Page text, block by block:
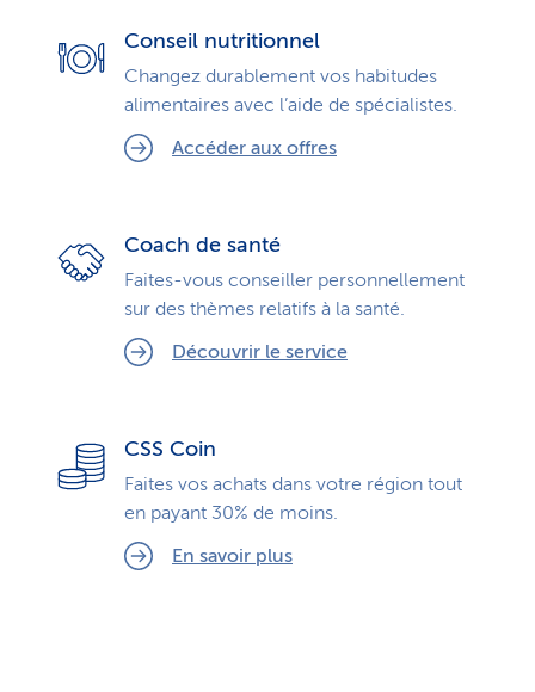
Conseil nutritionnel
Changez durablement vos habitudes
alimentaires avec l’aide de spécialistes.
Accéder aux offres
Coach de santé
Faites-vous conseiller personnellement
sur des thèmes relatifs à la santé.
Découvrir le service
CSS Coin
Faites vos achats dans votre région tout
en payant 30% de moins.
En savoir plus